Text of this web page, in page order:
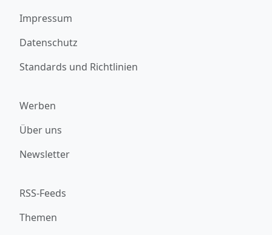
Impressum
Datenschutz
Standards und Richtlinien
Werben
Über uns
Newsletter
RSS-Feeds
Themen